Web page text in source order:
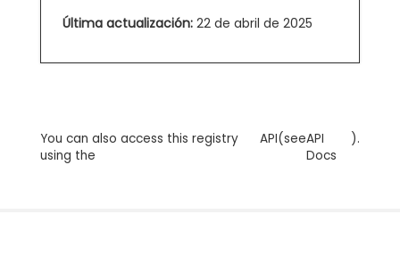
Última actualización: 22 de abril de 2025
You can also access this registry
using the
API(seeAPI
Docs
).